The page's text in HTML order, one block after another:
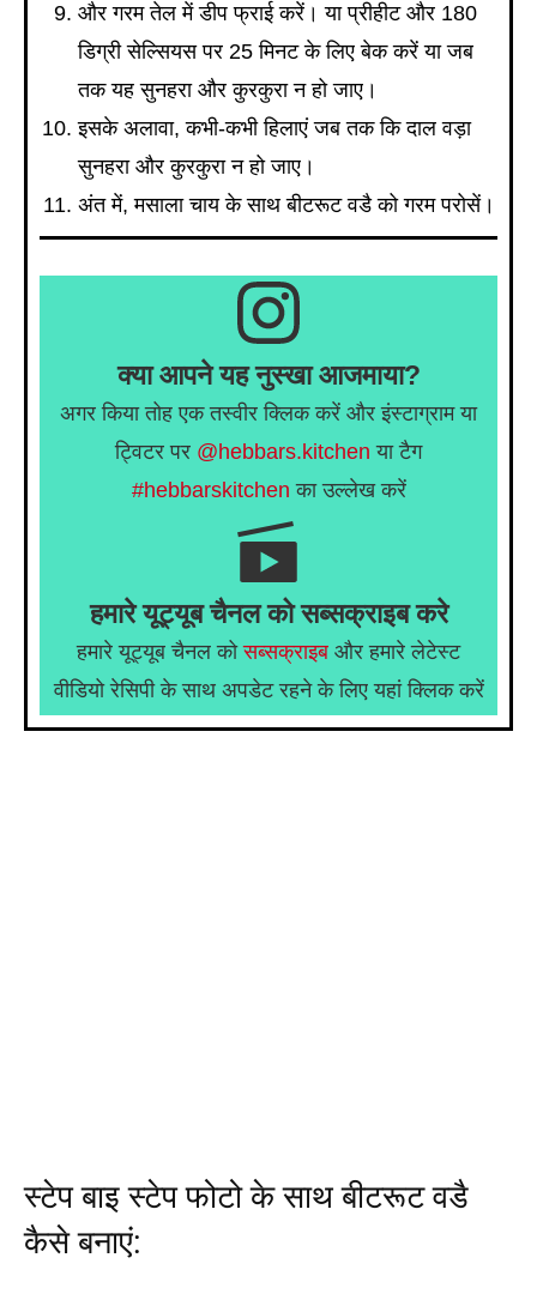
और गरम तेल में डीप फ्राई करें। या प्रीहीट और 180
डिग्री सेल्सियस पर 25 मिनट के लिए बेक करें या जब
तक यह सुनहरा और कुरकुरा न हो जाए।
इसके अलावा, कभी-कभी हिलाएं जब तक कि दाल वड़ा
सुनहरा और कुरकुरा न हो जाए।
अंत में, मसाला चाय के साथ बीटरूट वडै को गरम परोसें।
क्या आपने यह नुस्खा आजमाया?
अगर किया तोह एक तस्वीर क्लिक करें और इंस्टाग्राम या
ट्विटर पर @hebbars.kitchen या टैग
#hebbarskitchen का उल्लेख करें
हमारे यूट्यूब चैनल को सब्सक्राइब करे
हमारे यूट्यूब चैनल कोसब्सक्राइब और हमारे लेटेस्ट
वीडियो रेसिपी के साथ अपडेट रहने के लिए यहां क्लिक करें
स्टेप बाइ स्टेप फोटो के साथ बीटरूट वडै
कैसे बनाएं: